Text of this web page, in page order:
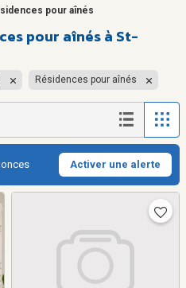
pour aînés
pour aînés à St-
Résidences pour aînés
Activer une alerte